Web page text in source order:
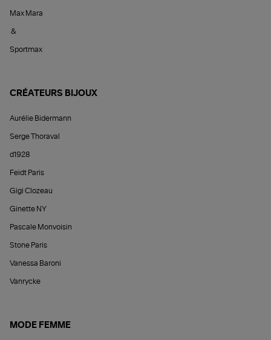
Max Mara
&
Sportmax
CRÉATEURS BIJOUX
Aurélie Bidermann
Serge Thoraval
d1928
Feidt Paris
Gigi Clozeau
Ginette NY
Pascale Monvoisin
Stone Paris
Vanessa Baroni
Vanrycke
MODE FEMME